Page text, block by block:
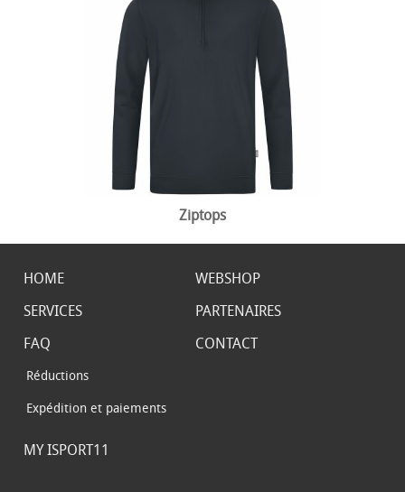
Ziptops
HOME
WEBSHOP
SERVICES
PARTENAIRES
FAQ
Réductions
Expédition et paiements
CONTACT
MY ISPORT11